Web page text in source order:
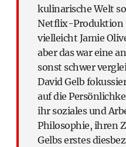
kulinarische Welt
Netflix-Produktion
vielleicht Jamie
aber das war eine
sonst schwer
David Gelb
auf die
ihr soziales und
Philosophie, ihren
Gelbs erstes